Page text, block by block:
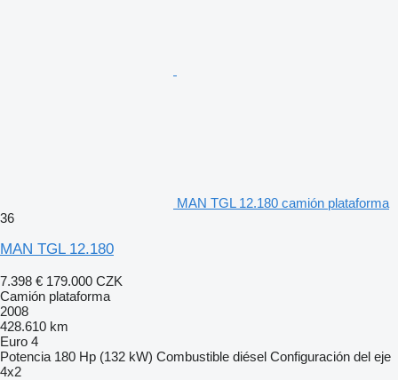
MAN TGL 12.180 camión plataforma
36
MAN TGL 12.180
7.398 € 179.000 CZK
Camión plataforma
2008
428.610 km
Euro 4
Potencia 180 Hp (132 kW) Combustible diésel Configuración del eje
4x2